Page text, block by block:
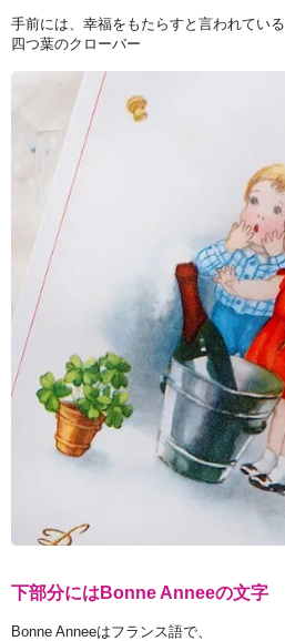
手前には、幸福をもたらすと言われている
四つ葉のクローバー
下部分にはBonne Anneeの文字
Bonne Anneeはフランス語で、